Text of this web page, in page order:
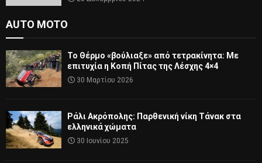
AUTO MOTO
Το Θέρμο «βούλιαξε» από τετρακίνητα: Με
επιτυχία η Κοπή Πίτας της Λέσχης 4×4
30 Μαρτίου 2026
Ράλι Ακρόπολης: Παρθενική νίκη Τάνακ στα
ελληνικά χώματα
30 Ιουνίου 2025